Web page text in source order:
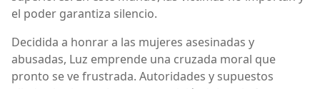
el poder garantiza silencio.
Decidida a honrar a las mujeres asesinadas y
abusadas, Luz emprende una cruzada moral que
pronto se ve frustrada. Autoridades y supuestos